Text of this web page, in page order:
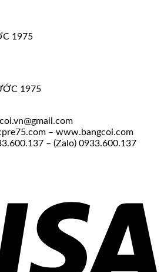
1975
1975
– www.bangcoi.com
– (Zalo) 0933.600.137